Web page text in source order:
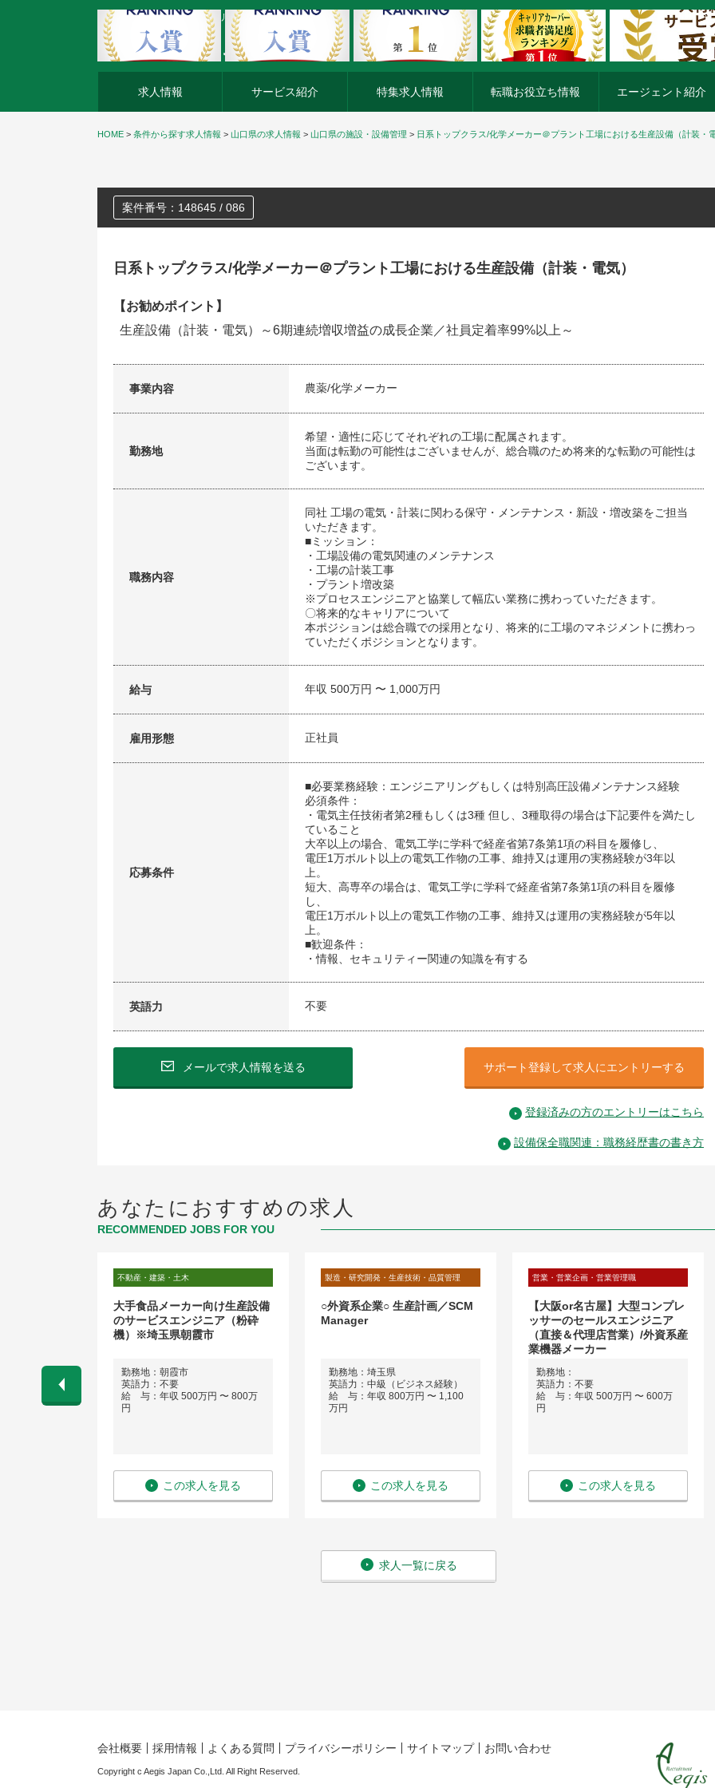
外資系企業の転職・キャリア転職ならアージスジャパン
求人情報 サービス紹介 特集求人情報 転職お役立ち情報 エージェント紹介
HOME > 条件から探す求人情報 > 山口県の求人情報 > 山口県の施設・設備管理 > 日系トップクラス/化学メーカー＠プラント工場における生産設備（計装・電
案件番号：148645 / 086
日系トップクラス/化学メーカー＠プラント工場における生産設備（計装・電気）
【お勧めポイント】
生産設備（計装・電気）～6期連続増収増益の成長企業／社員定着率99%以上～
事業内容 農薬/化学メーカー
勤務地
希望・適性に応じてそれぞれの工場に配属されます。
当面は転勤の可能性はございませんが、総合職のため将来的な転勤の可能性は
ございます。
職務内容
同社 工場の電気・計装に関わる保守・メンテナンス・新設・増改築をご担当
いただきます。
■ミッション：
・工場設備の電気関連のメンテナンス
・工場の計装工事
・プラント増改築
※プロセスエンジニアと協業して幅広い業務に携わっていただきます。
〇将来的なキャリアについて
本ポジションは総合職での採用となり、将来的に工場のマネジメントに携わっ
ていただくポジションとなります。
給与 年収 500万円 〜 1,000万円
雇用形態 正社員
応募条件
■必要業務経験：エンジニアリングもしくは特別高圧設備メンテナンス経験
必須条件：
・電気主任技術者第2種もしくは3種 但し、3種取得の場合は下記要件を満たし
ていること
大卒以上の場合、電気工学に学科で経産省第7条第1項の科目を履修し、
電圧1万ボルト以上の電気工作物の工事、維持又は運用の実務経験が3年以
上。
短大、高専卒の場合は、電気工学に学科で経産省第7条第1項の科目を履修
し、
電圧1万ボルト以上の電気工作物の工事、維持又は運用の実務経験が5年以
上。
■歓迎条件：
・情報、セキュリティー関連の知識を有する
英語力 不要
メールで求人情報を送る サポート登録して求人にエントリーする
登録済みの方のエントリーはこちら
設備保全職関連：職務経歴書の書き方
あなたにおすすめの求人
RECOMMENDED JOBS FOR YOU
不動産・建築・土木
大手食品メーカー向け生産設備
のサービスエンジニア（粉砕
機）※埼玉県朝霞市
勤務地：朝霞市
英語力：不要
給 与：年収 500万円 〜 800万
円
この求人を見る
製造・研究開発・生産技術・品質管理
○外資系企業○ 生産計画／SCM
Manager
勤務地：埼玉県
英語力：中級（ビジネス経験）
給 与：年収 800万円 〜 1,100
万円
この求人を見る
営業・営業企画・営業管理職
【大阪or名古屋】大型コンプレ
ッサーのセールスエンジニア
（直接＆代理店営業）/外資系産
業機器メーカー
勤務地：
英語力：不要
給 与：年収 500万円 〜 600万
円
この求人を見る
求人一覧に戻る
会社概要 採用情報 よくある質問 プライバシーポリシー サイトマップ お問い合わせ
Copyright c Aegis Japan Co.,Ltd. All Right Reserved.